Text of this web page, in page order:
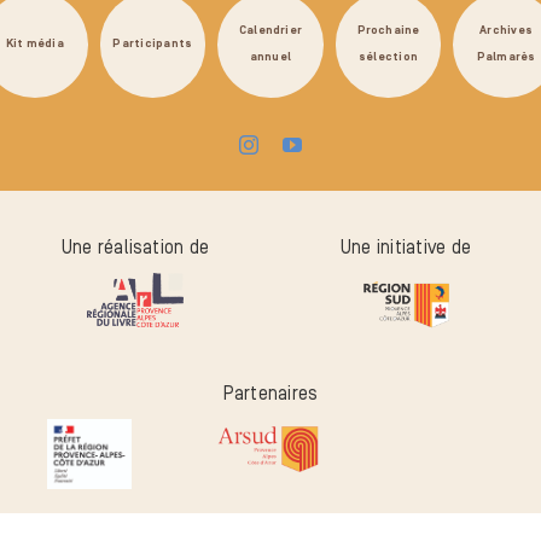
Kit média Participants
Calendrier
annuel
Prochaine
sélection
Archives
Palmarès
Une réalisation de Une initiative de
Partenaires